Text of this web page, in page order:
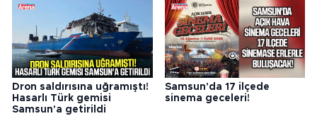
Dron saldırısına uğramıştı!
Hasarlı Türk gemisi
Samsun'a getirildi
Samsun'da 17 ilçede
sinema geceleri!